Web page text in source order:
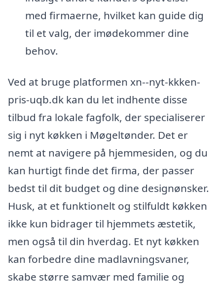
med firmaerne, hvilket kan guide dig
til et valg, der imødekommer dine
behov.
Ved at bruge platformen xn--nyt-kkken-
pris-uqb.dk kan du let indhente disse
tilbud fra lokale fagfolk, der specialiserer
sig i nyt køkken i Møgeltønder. Det er
nemt at navigere på hjemmesiden, og du
kan hurtigt finde det firma, der passer
bedst til dit budget og dine designønsker.
Husk, at et funktionelt og stilfuldt køkken
ikke kun bidrager til hjemmets æstetik,
men også til din hverdag. Et nyt køkken
kan forbedre dine madlavningsvaner,
skabe større samvær med familie og